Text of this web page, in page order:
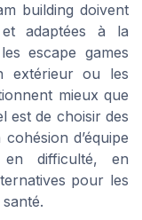
building doivent
et adaptées à la
escape games
extérieur ou les
mieux que
est de choisir des
d’équipe
difficulté, en
pour les